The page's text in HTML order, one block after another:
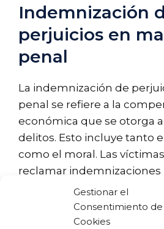
Gestionar el
Consentimiento de
Cookies
Indemnización
perjuicios en
penal
La indemnización de
penal se refiere a la
económica que se otorga
delitos. Esto incluye tanto
como el moral. Las
reclamar indemnizaciones
Daños físicos:
tratamientos